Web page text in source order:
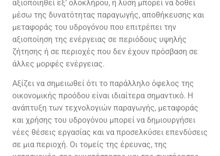
αξιοποιηθεί εξ’ ολοκλήρου, η λύση μπορεί να δοθεί
μέσω της δυνατότητας παραγωγής, αποθήκευσης και
μεταφοράς του υδρογόνου που επιτρέπει την
αξιοποίηση της ενέργειας σε περιόδους υψηλής
ζήτησης ή σε περιοχές που δεν έχουν πρόσβαση σε
άλλες μορφές ενέργειας.
Αξίζει να σημειωθεί ότι το παράλληλο όφελος της
οικονομικής προόδου είναι ιδιαίτερα σημαντικό. Η
ανάπτυξη των τεχνολογιών παραγωγής, μεταφοράς
και χρήσης του υδρογόνου μπορεί να δημιουργήσει
νέες θέσεις εργασίας και να προσελκύσει επενδύσεις
σε μια περιοχή. Οι τομείς της έρευνας, της